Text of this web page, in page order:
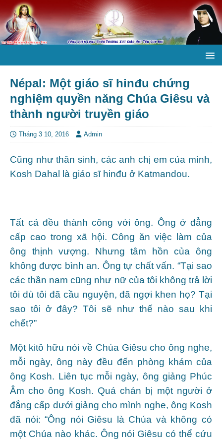
Népal: Một giáo sĩ hinđu chứng
nghiệm quyền năng Chúa Giêsu và
thành người truyền giáo
Tháng 3 10, 2016 Admin
Cũng như thân sinh, các anh chị em của mình,
Kosh Dahal là giáo sĩ hinđu ở Katmandou.
Tất cả đều thành công với ông. Ông ở đẳng
cấp cao trong xã hội. Công ăn việc làm của
ông thịnh vượng. Nhưng tâm hồn của ông
không được bình an. Ông tự chất vấn. “Tại sao
các thần nam cũng như nữ của tôi không trả lời
tôi dù tôi đã cầu nguyện, đã ngợi khen họ? Tại
sao tôi ở đây? Tôi sẽ như thế nào sau khi
chết?”
Một kitô hữu nói về Chúa Giêsu cho ông nghe,
mỗi ngày, ông này đều đến phòng khám của
ông Kosh. Liên tục mỗi ngày, ông giảng Phúc
Âm cho ông Kosh. Quá chán bị một người ở
đẳng cấp dưới giảng cho mình nghe, ông Kosh
đã nói: “Ông nói Giêsu là Chúa và không có
một Chúa nào khác. Ông nói Giêsu có thể cứu